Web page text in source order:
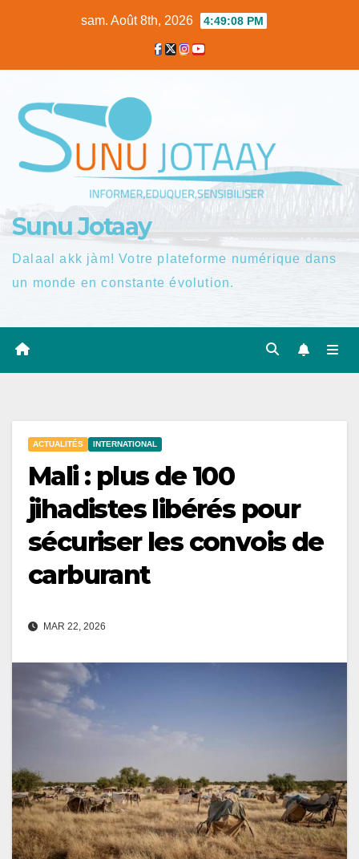
sam. Août 8th, 2026 4:49:09 PM
Sunu Jotaay
Dalaal akk jàm! Votre plateforme numérique dans
un monde en constante évolution.
ACTUALITÉS INTERNATIONAL
Mali : plus de 100
jihadistes libérés pour
sécuriser les convois de
carburant
MAR 22, 2026